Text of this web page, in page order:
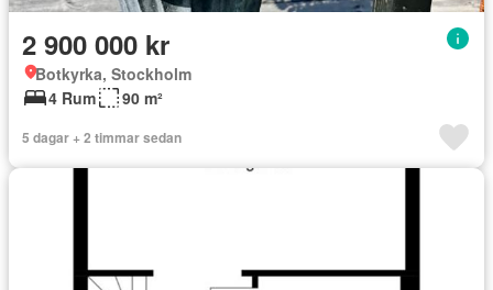
2 900 000 kr
Botkyrka, Stockholm
4 Rum
90 m²
5 dagar + 2 timmar sedan